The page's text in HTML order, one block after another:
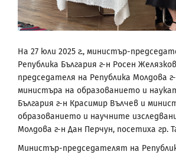
На 27 юли 2025 г., министър-
Република България г-н Росен
председателя на Република Молдова
министъра на образованието и
България г-н Красимир Вълчев и
образованието и научните
Молдова г-н Дан Перчун, посетиха гр.
Министър-председателят на